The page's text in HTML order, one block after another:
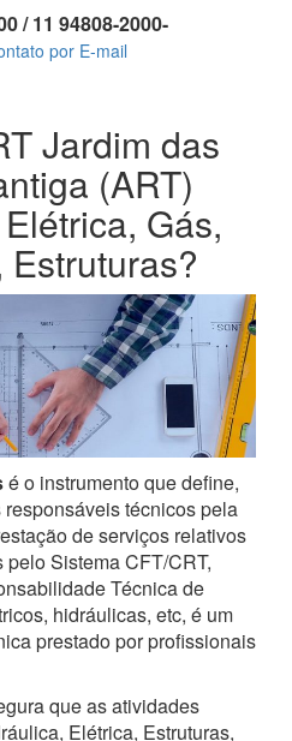
/ 11 94808-2000-
por E-mail
Jardim das
(ART)
Gás,
Estruturas?
é o instrumento que define,
técnicos pela
de serviços relativos
Sistema CFT/CRT,
Técnica de
hidráulicas, etc, é um
prestado por profissionais
que as atividades
Elétrica, Estruturas,